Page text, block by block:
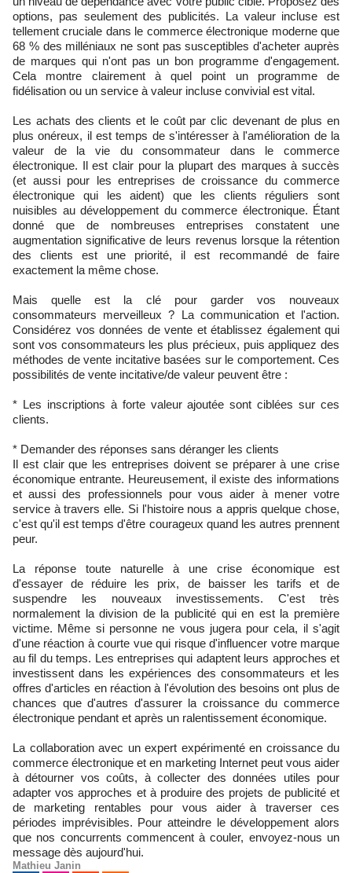
options, pas seulement des publicités. La valeur incluse est
tellement cruciale dans le commerce électronique moderne que
68 % des milléniaux ne sont pas susceptibles d'acheter auprès
de marques qui n'ont pas un bon programme d'engagement.
Cela montre clairement à quel point un programme de
fidélisation ou un service à valeur incluse convivial est vital.
Les achats des clients et le coût par clic devenant de plus en
plus onéreux, il est temps de s'intéresser à l'amélioration de la
valeur de la vie du consommateur dans le commerce
électronique. Il est clair pour la plupart des marques à succès
(et aussi pour les entreprises de croissance du commerce
électronique qui les aident) que les clients réguliers sont
nuisibles au développement du commerce électronique. Étant
donné que de nombreuses entreprises constatent une
augmentation significative de leurs revenus lorsque la rétention
des clients est une priorité, il est recommandé de faire
exactement la même chose.
Mais quelle est la clé pour garder vos nouveaux
consommateurs merveilleux ? La communication et l'action.
Considérez vos données de vente et établissez également qui
sont vos consommateurs les plus précieux, puis appliquez des
méthodes de vente incitative basées sur le comportement. Ces
possibilités de vente incitative/de valeur peuvent être :
* Les inscriptions à forte valeur ajoutée sont ciblées sur ces
clients.
* Demander des réponses sans déranger les clients
Il est clair que les entreprises doivent se préparer à une crise
économique entrante. Heureusement, il existe des informations
et aussi des professionnels pour vous aider à mener votre
service à travers elle. Si l'histoire nous a appris quelque chose,
c'est qu'il est temps d'être courageux quand les autres prennent
peur.
La réponse toute naturelle à une crise économique est
d'essayer de réduire les prix, de baisser les tarifs et de
suspendre les nouveaux investissements. C'est très
normalement la division de la publicité qui en est la première
victime. Même si personne ne vous jugera pour cela, il s'agit
d'une réaction à courte vue qui risque d'influencer votre marque
au fil du temps. Les entreprises qui adaptent leurs approches et
investissent dans les expériences des consommateurs et les
offres d'articles en réaction à l'évolution des besoins ont plus de
chances que d'autres d'assurer la croissance du commerce
électronique pendant et après un ralentissement économique.
La collaboration avec un expert expérimenté en croissance du
commerce électronique et en marketing Internet peut vous aider
à détourner vos coûts, à collecter des données utiles pour
adapter vos approches et à produire des projets de publicité et
de marketing rentables pour vous aider à traverser ces
périodes imprévisibles. Pour atteindre le développement alors
que nos concurrents commencent à couler, envoyez-nous un
message dès aujourd'hui.
Mathieu Janin